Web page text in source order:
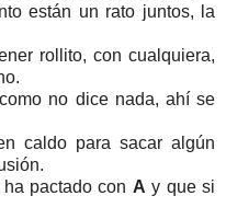
están un rato juntos, la
rollito, con cualquiera,
no dice nada, ahí se
caldo para sacar algún
ha pactado con A y que si